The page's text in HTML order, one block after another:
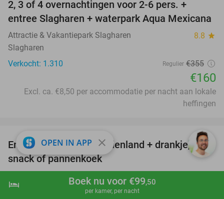
shopping_cart Boek nu
hotel Boek nu voor €99,50
per kamer, per nacht
2, 3 of 4 overnachtingen voor 2-6 pers. +
entree Slagharen + waterpark Aqua Mexicana
Attractie & Vakantiepark Slagharen 8.8 star
Slagharen
Verkocht: 1.310
Regulier €355
€160
Excl. ca. €8,50 per accommodatie per nacht aan lokale
heffingen
47%
Entree voor Het Aardbeienland + drankje,
snack of pannenkoek
Horst
OPEN IN APP close